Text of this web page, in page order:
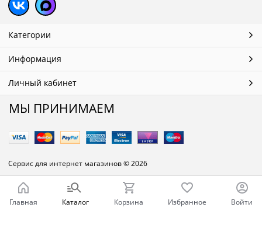
Категории
Информация
Личный кабинет
МЫ ПРИНИМАЕМ
Сервис для интернет магазинов© 2026
Главная Каталог Корзина Избранное Войти